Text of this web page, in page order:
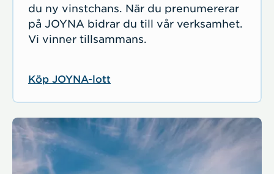
du ny vinstchans. När du prenumererar
på JOYNA bidrar du till vår verksamhet.
Vi vinner tillsammans.
Köp JOYNA-lott